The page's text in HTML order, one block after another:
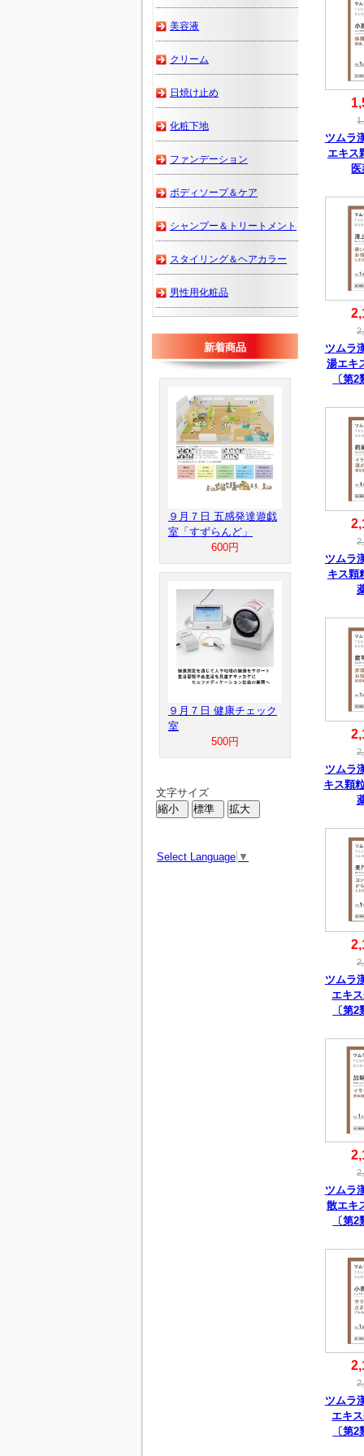
ツムラ
エキス
ツムラ
湯エキ
〔第
ツムラ
キス顆
ツムラ
キス顆
ツムラ
エキ
〔第
ツムラ
散エキ
〔第
ツムラ
エキ
〔第
美容液
クリーム
日焼け止め
化粧下地
ファンデーション
ボディソープ＆ケア
シャンプー＆トリートメント
スタイリング＆ヘアカラー
男性用化粧品
新着商品
９月７日 五感発達遊戯
室「すずらんど」
600円
９月７日 健康チェック
室
500円
文字サイズ
Select Language ▼